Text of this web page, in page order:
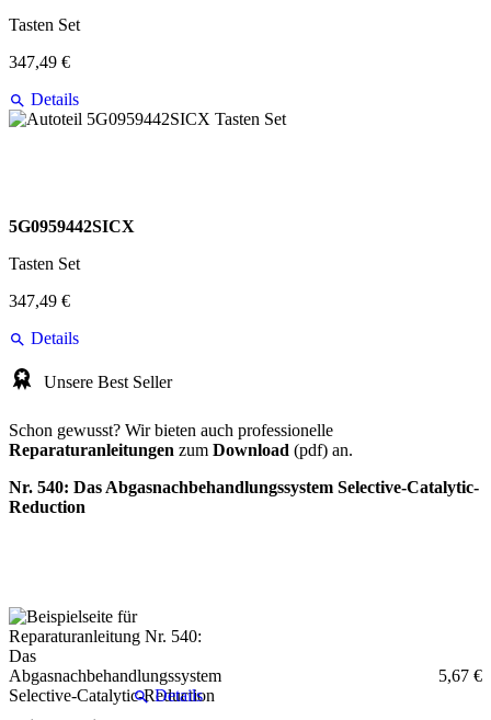
Tasten Set
347,49 €
Details
5G0959442SICX
Tasten Set
347,49 €
Details
Unsere Best Seller
Schon gewusst? Wir bieten auch professionelle
Reparaturanleitungen zum Download (pdf) an.
Nr. 540: Das Abgasnachbehandlungssystem Selective-Catalytic-
Reduction
5,67 €
Details